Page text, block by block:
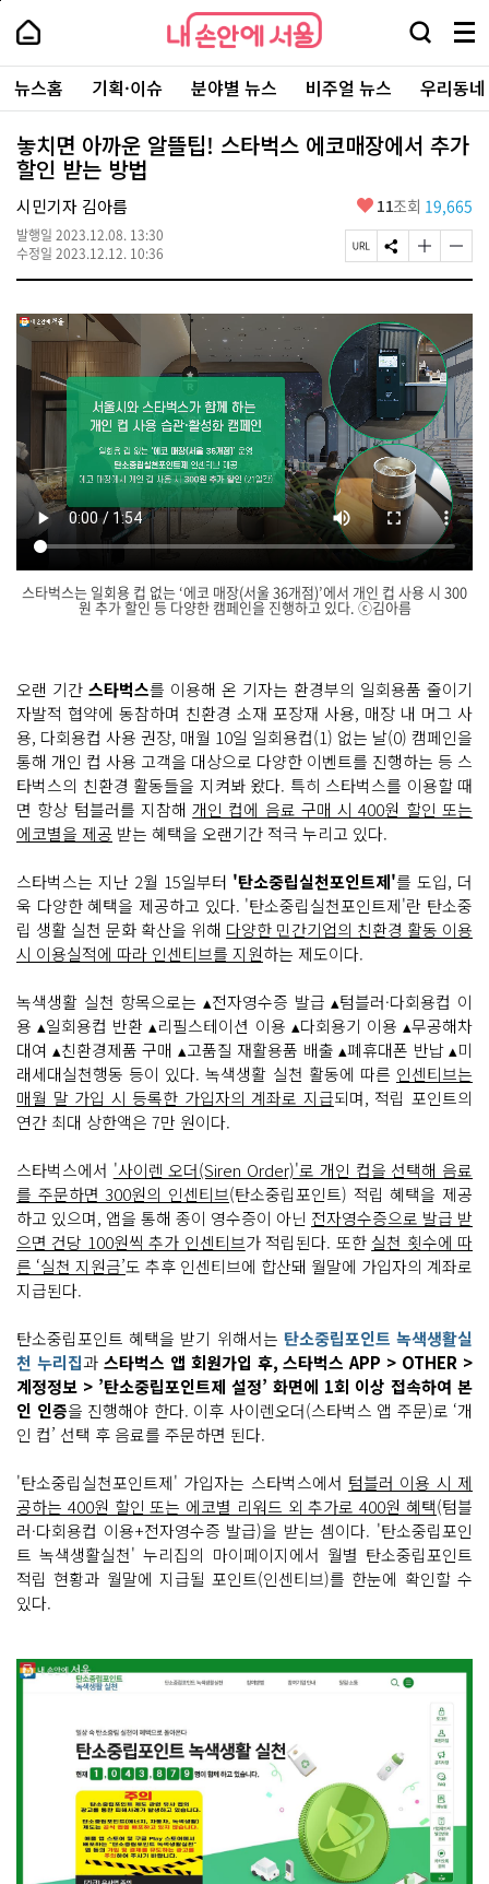
본
로
가
내
손
안
에
서
울
-
서
울
시
대
표
소
통
포
내
손
에
울
검
창
열
기
메
뉴
전
체
보
기
주
요
서
뉴스홈 기획·이슈 분야별 뉴스 비주얼 뉴스 우리동
놓치면 아까운 알뜰팁! 스타벅스 에코매장에서 추가
할인 받는 방법
시민기자 김아름
발행일 2023.12.08. 13:30
수정일 2023.12.12. 10:36
좋
요
11조회 19,665
페
이
U
R
L
복
사
S
N
공
유
하
기
글
자
기
크
게
변
경
하
기
글
자
기
게
변
경
하
기
스타벅스는 일회용 컵 없는 ‘에코 매장(서울 36개점)’에서 개인 컵 사용 시 300
원 추가 할인 등 다양한 캠페인을 진행하고 있다. ⓒ김아름
오랜 기간 스타벅스를 이용해 온 기자는 환경부의 일회용품 줄이기
자발적 협약에 동참하며 친환경 소재 포장재 사용, 매장 내 머그 사
용, 다회용컵 사용 권장, 매월 10일 일회용컵(1) 없는 날(0) 캠페인을
통해 개인 컵 사용 고객을 대상으로 다양한 이벤트를 진행하는 등 스
타벅스의 친환경 활동들을 지켜봐 왔다. 특히 스타벅스를 이용할 때
면 항상 텀블러를 지참해개인 컵에 음료 구매 시 400원 할인 또는
에코별을 제공 받는 혜택을 오랜기간 적극 누리고 있다.
스타벅스는 지난 2월 15일부터 '탄소중립실천포인트제'를 도입, 더
욱 다양한 혜택을 제공하고 있다. '탄소중립실천포인트제'란 탄소중
립 생활 실천 문화 확산을 위해 다양한 민간기업의 친환경 활동 이용
시 이용실적에 따라 인센티브를 지원하는 제도이다.
녹색생활 실천 항목으로는 ▴전자영수증 발급 ▴텀블러·다회용컵 이
용 ▴일회용컵 반환 ▴리필스테이션 이용 ▴다회용기 이용 ▴무공해차
대여 ▴친환경제품 구매 ▴고품질 재활용품 배출 ▴폐휴대폰 반납 ▴미
래세대실천행동 등이 있다. 녹색생활 실천 활동에 따른 인센티브는
매월 말 가입 시 등록한 가입자의 계좌로 지급되며, 적립 포인트의
연간 최대 상한액은 7만 원이다.
스타벅스에서 '사이렌 오더(Siren Order)'로 개인 컵을 선택해 음료
를 주문하면 300원의 인센티브(탄소중립포인트) 적립 혜택을 제공
하고 있으며, 앱을 통해 종이 영수증이 아닌 전자영수증으로 발급 받
으면 건당 100원씩 추가 인센티브가 적립된다. 또한 실천 횟수에 따
른 ‘실천 지원금’도 추후 인센티브에 합산돼 월말에 가입자의 계좌로
지급된다.
탄소중립포인트 혜택을 받기 위해서는 탄소중립포인트 녹색생활실
천 누리집과 스타벅스 앱 회원가입 후, 스타벅스 APP > OTHER >
계정정보 > ’탄소중립포인트제 설정’ 화면에 1회 이상 접속하여 본
인 인증을 진행해야 한다. 이후 사이렌오더(스타벅스 앱 주문)로 ‘개
인 컵’ 선택 후 음료를 주문하면 된다.
'탄소중립실천포인트제' 가입자는 스타벅스에서 텀블러 이용 시 제
공하는 400원 할인 또는 에코별 리워드 외 추가로 400원 혜택(텀블
러·다회용컵 이용+전자영수증 발급)을 받는 셈이다. '탄소중립포인
트 녹색생활실천' 누리집의 마이페이지에서 월별 탄소중립포인트
적립 현황과 월말에 지급될 포인트(인센티브)를 한눈에 확인할 수
있다.
페
상
단
로